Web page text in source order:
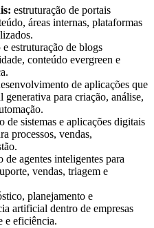
estruturação de portais
áreas internas, plataformas
e estruturação de blogs
conteúdo evergreen e
de aplicações que
para criação, análise,
de sistemas e aplicações digitais
processos, vendas,
de agentes inteligentes para
vendas, triagem e
planejamento e
artificial dentro de empresas
e eficiência.